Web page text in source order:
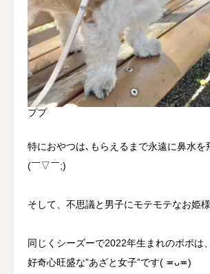
ププ
特におやつは､もらえるまで永遠に鼻水を
(￣▽￣;)
そして、不思議と男子にモテモテなお姫
同じくシーズーで2022年生まれのポポは
好奇心旺盛な”あざと女子”です( ≖ᴗ≖​)